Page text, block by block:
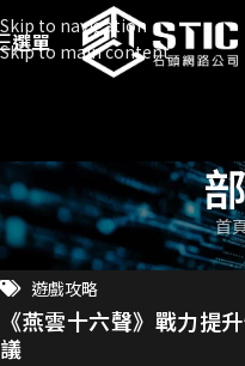
Skip to navigation
Skip to main content
選單
首
遊戲攻略
《燕雲十六聲》戰力提
議